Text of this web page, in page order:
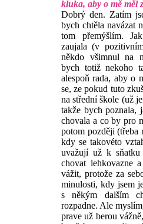
kluka, aby o mě měl
Dobrý den. Zatím
bych chtěla navázat
tom přemýšlím.
zaujala (v
někdo všimnul na
bych totiž nekoho
alespoň rada, aby o
se, ze pokud tuto
na střední škole (už
takže bych poznala,
chovala a co by pro
potom později (třeba
kdy se takovéto
uvažují už k
chovat lehkovazne
vážit, protože za
minulosti, kdy jsem
s někým dalším
rozpadne. Ale
prave už berou